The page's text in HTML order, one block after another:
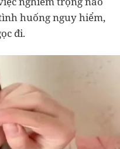
huống nguy hiểm,
đi.